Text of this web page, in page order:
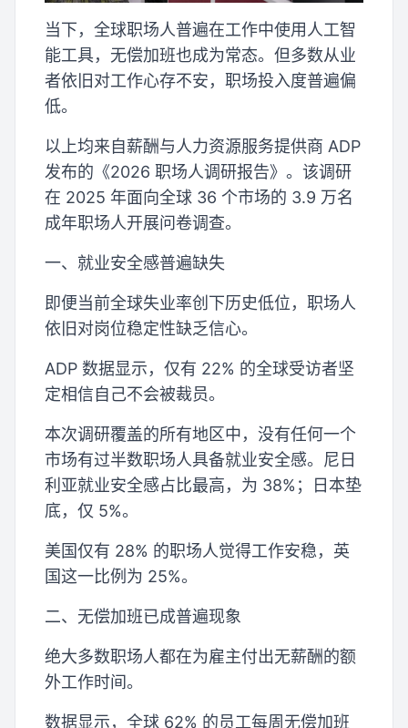
当下，全球职场人普遍在工作中使用人工智
能工具，无偿加班也成为常态。但多数从业
者依旧对工作心存不安，职场投入度普遍偏
低。
以上均来自薪酬与人力资源服务提供商 ADP
发布的《2026 职场人调研报告》。该调研
在 2025 年面向全球 36 个市场的 3.9 万名
成年职场人开展问卷调查。
一、就业安全感普遍缺失
即便当前全球失业率创下历史低位，职场人
依旧对岗位稳定性缺乏信心。
ADP 数据显示，仅有 22% 的全球受访者坚
定相信自己不会被裁员。
本次调研覆盖的所有地区中，没有任何一个
市场有过半数职场人具备就业安全感。尼日
利亚就业安全感占比最高，为 38%；日本垫
底，仅 5%。
美国仅有 28% 的职场人觉得工作安稳，英
国这一比例为 25%。
二、无偿加班已成普遍现象
绝大多数职场人都在为雇主付出无薪酬的额
外工作时间。
数据显示，全球 62% 的员工每周无偿加班